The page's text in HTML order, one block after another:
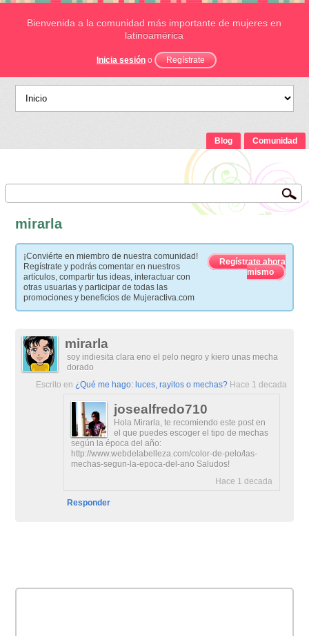
Bienvenida a la comunidad más importante de mujeres en
latinoamérica
Inicia sesión o Regístrate
Blog Comunidad
mirarla
¡Conviérte en miembro de nuestra comunidad!
Regístrate y podrás comentar en nuestros
artículos, compartir tus ideas, interactuar con
otras usuarias y participar de todas las
promociones y beneficios de Mujeractiva.com
Regístrate ahora
mismo
mirarla
soy indiesita clara eno el pelo negro y kiero unas mecha
dorado
Escrito en ¿Qué me hago: luces, rayitos o mechas? Hace 1 decada
josealfredo710
Hola Mirarla, te recomiendo este post en
el que puedes escoger el tipo de mechas
según la época del año:
http://www.webdelabelleza.com/color-de-pelo/las-
mechas-segun-la-epoca-del-ano Saludos!
Hace 1 decada
Responder